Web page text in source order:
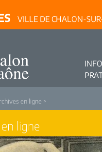
VILLE DE CHALON-
en ligne >
ligne